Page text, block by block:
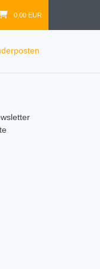
0,00 EUR